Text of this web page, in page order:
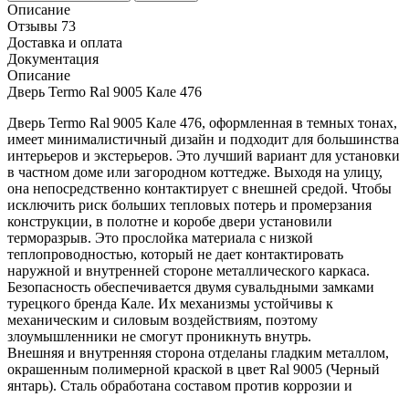
Описание
Отзывы 73
Доставка и оплата
Документация
Описание
Дверь Termo Ral 9005 Кале 476
Дверь Termo Ral 9005 Кале 476, оформленная в темных тонах,
имеет минималистичный дизайн и подходит для большинства
интерьеров и экстерьеров. Это лучший вариант для установки
в частном доме или загородном коттедже. Выходя на улицу,
она непосредственно контактирует с внешней средой. Чтобы
исключить риск больших тепловых потерь и промерзания
конструкции, в полотне и коробе двери установили
терморазрыв. Это прослойка материала с низкой
теплопроводностью, который не дает контактировать
наружной и внутренней стороне металлического каркаса.
Безопасность обеспечивается двумя сувальдными замками
турецкого бренда Кале. Их механизмы устойчивы к
механическим и силовым воздействиям, поэтому
злоумышленники не смогут проникнуть внутрь.
Внешняя и внутренняя сторона отделаны гладким металлом,
окрашенным полимерной краской в цвет Ral 9005 (Черный
янтарь). Сталь обработана составом против коррозии и